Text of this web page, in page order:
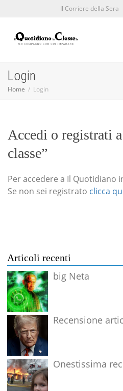
Il Corriere della Sera
Login
Home Login
Accedi o registrati
classe”
Per accedere a Il Quotidiano
Se non sei registrato clicca
Articoli recenti
big Neta
Recensione
Onestissima